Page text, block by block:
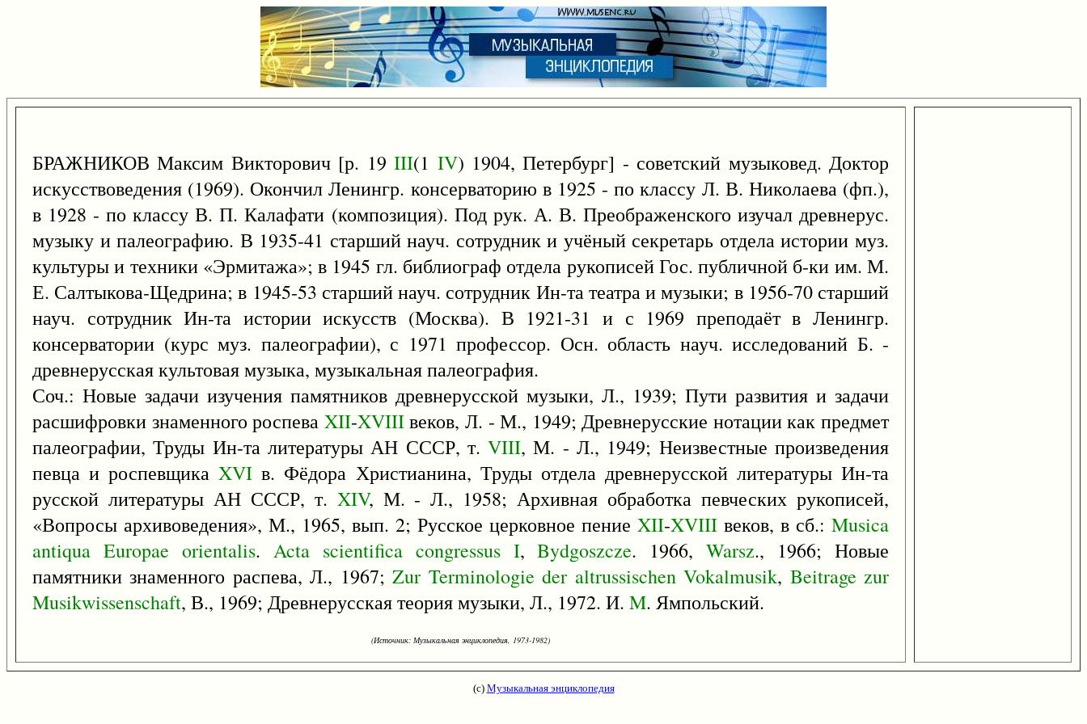
БРАЖНИКОВ Максим Викторович [р. 19III(1 IV) 1904, Петербург] - советский музыковед. Доктор
искусствоведения (1969). Окончил Ленингр. консерваторию в 1925 - по классу Л. В. Николаева (фп.),
в 1928 - по классу В. П. Калафати (композиция). Под рук. А. В. Преображенского изучал древнерус.
музыку и палеографию. В 1935-41 старший науч. сотрудник и учёный секретарь отдела истории муз.
культуры и техники «Эрмитажа»; в 1945 гл. библиограф отдела рукописей Гос. публичной б-ки им. М.
Е. Салтыкова-Щедрина; в 1945-53 старший науч. сотрудник Ин-та театра и музыки; в 1956-70 старший
науч. сотрудник Ин-та истории искусств (Москва). В 1921-31 и с 1969 преподаёт в Ленингр.
консерватории (курс муз. палеографии), с 1971 профессор. Осн. область науч. исследований Б. -
древнерусская культовая музыка, музыкальная палеография.
Соч.: Новые задачи изучения памятников древнерусской музыки, Л., 1939; Пути развития и задачи
расшифровки знаменного роспева XII-XVIIIвеков, Л. - М., 1949; Древнерусские нотации как предмет
палеографии, Труды Ин-та литературы АН СССР, т.VIII, М. - Л., 1949; Неизвестные произведения
певца и роспевщикаXVI в. Фёдора Христианина, Труды отдела древнерусской литературы Ин-та
русской литературы АН СССР, т. XIV, М. - Л., 1958; Архивная обработка певческих рукописей,
«Вопросы архивоведения», М., 1965, вып. 2; Русское церковное пение XII-XVIII веков, в сб.: Musica
antiqua Europae orientalis. Acta scientifica congressus I,Bydgoszcze. 1966,Warsz., 1966; Новые
памятники знаменного распева, Л., 1967;Zur Terminologie der altrussischen Vokalmusik, Beitrage zur
Musikwissenschaft, В., 1969; Древнерусская теория музыки, Л., 1972. И. M. Ямпольский.
(Источник: Музыкальная энциклопедия, 1973-1982)
(с) Музыкальная энциклопедия